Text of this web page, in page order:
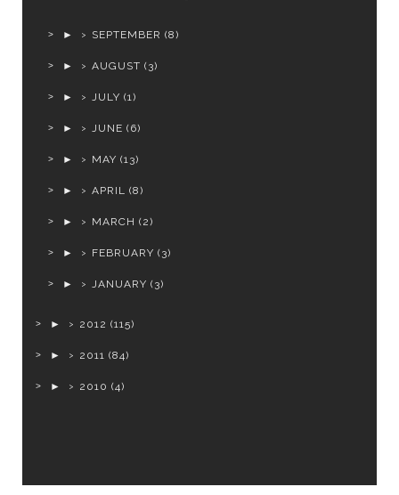
► SEPTEMBER (8)
► AUGUST (3)
► JULY (1)
► JUNE (6)
► MAY (13)
► APRIL (8)
► MARCH (2)
► FEBRUARY (3)
► JANUARY (3)
► 2012 (115)
► 2011 (84)
► 2010 (4)